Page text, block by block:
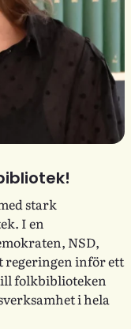
stark
I en
NSD,
regeringen inför ett
folkbiblioteken
i hela